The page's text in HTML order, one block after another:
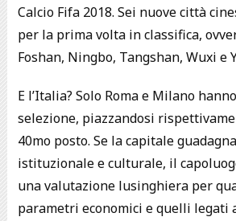
Calcio Fifa 2018. Sei nuove città
per la prima volta in classifica,
Foshan, Ningbo, Tangshan, Wuxi e
E l’Italia? Solo Roma e Milano
selezione, piazzandosi
40mo posto. Se la capitale
istituzionale e culturale, il
una valutazione lusinghiera per
parametri economici e quelli legati